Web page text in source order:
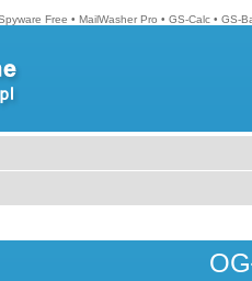
Free • MailWasher Pro • GS-Calc • GS-